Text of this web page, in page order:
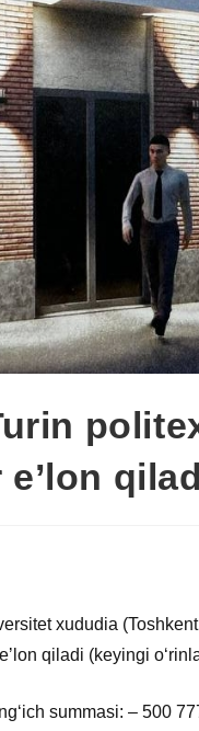
xududia
qiladi (keyingi
summasi: – 500